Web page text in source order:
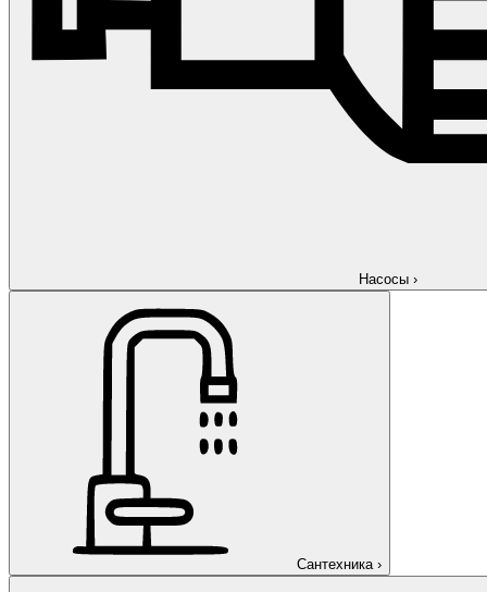
Насосы ›
Сантехника ›